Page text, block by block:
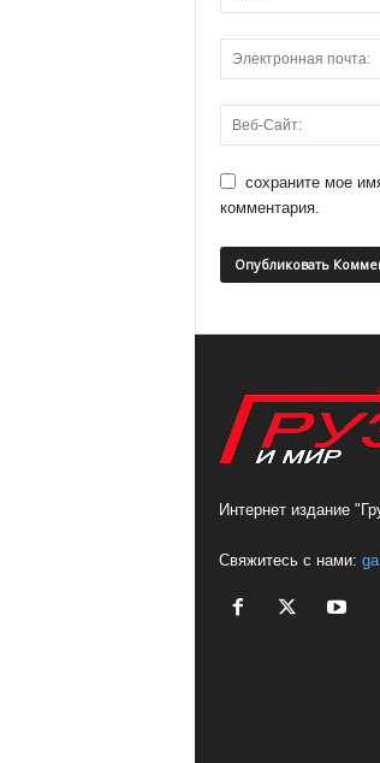
сохраните мое
комментария.
Интернет издание
Свяжитесь с нами: